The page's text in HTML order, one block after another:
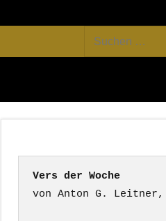
Suchen
nach:
Vers der Woche